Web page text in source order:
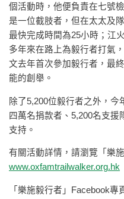
個活動時，他便負責在七號
是一位截肢者，但在太太及
最快完成時間為25小時；江
多年來在路上為毅行者打氣
文去年首次參加毅行者，最
能的創舉。
除了5,200位毅行者之外，今
四萬名捐款者、5,200名支
支持。
有關活動詳情，請瀏覽「樂
www.oxfamtrailwalker.org.hk
「樂施毅行者」Facebook專